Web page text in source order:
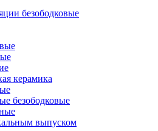
безободковые
керамика
безободковые
выпуском